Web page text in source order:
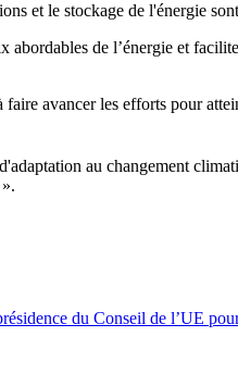
et le stockage de l'énergie
de l’énergie et
avancer les efforts pour
au changement
».
du Conseil de l’UE